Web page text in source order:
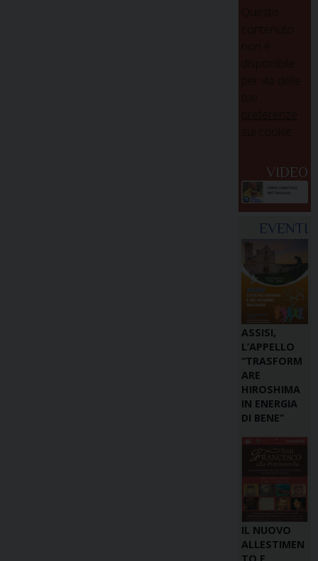
VIDEO
EVENTI
ASSISI,
L’APPELLO
“TRASFORM
ARE
HIROSHIMA
IN ENERGIA
DI BENE”
IL NUOVO
ALLESTIMEN
TO E